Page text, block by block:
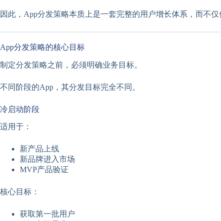
因此，App分发策略本质上是一套完整的用户增长体系，而不仅
App分发策略的核心目标
制定分发策略之前，必须明确业务目标。
不同阶段的App，其分发目标完全不同。
冷启动阶段
适用于：
新产品上线
新品牌进入市场
MVP产品验证
核心目标：
获取第一批用户